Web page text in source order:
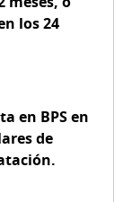
los 24
en BPS en
de